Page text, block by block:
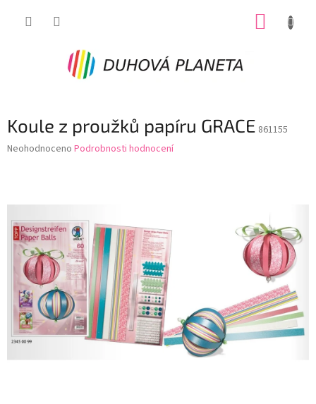
Koule z proužků papíru GRACE 861155
Průměrné
0,0
hvězdiček.
Neohodnoceno Podrobnosti hodnocení